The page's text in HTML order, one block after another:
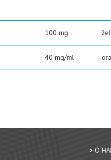
100 mg
40 mg/ml
O